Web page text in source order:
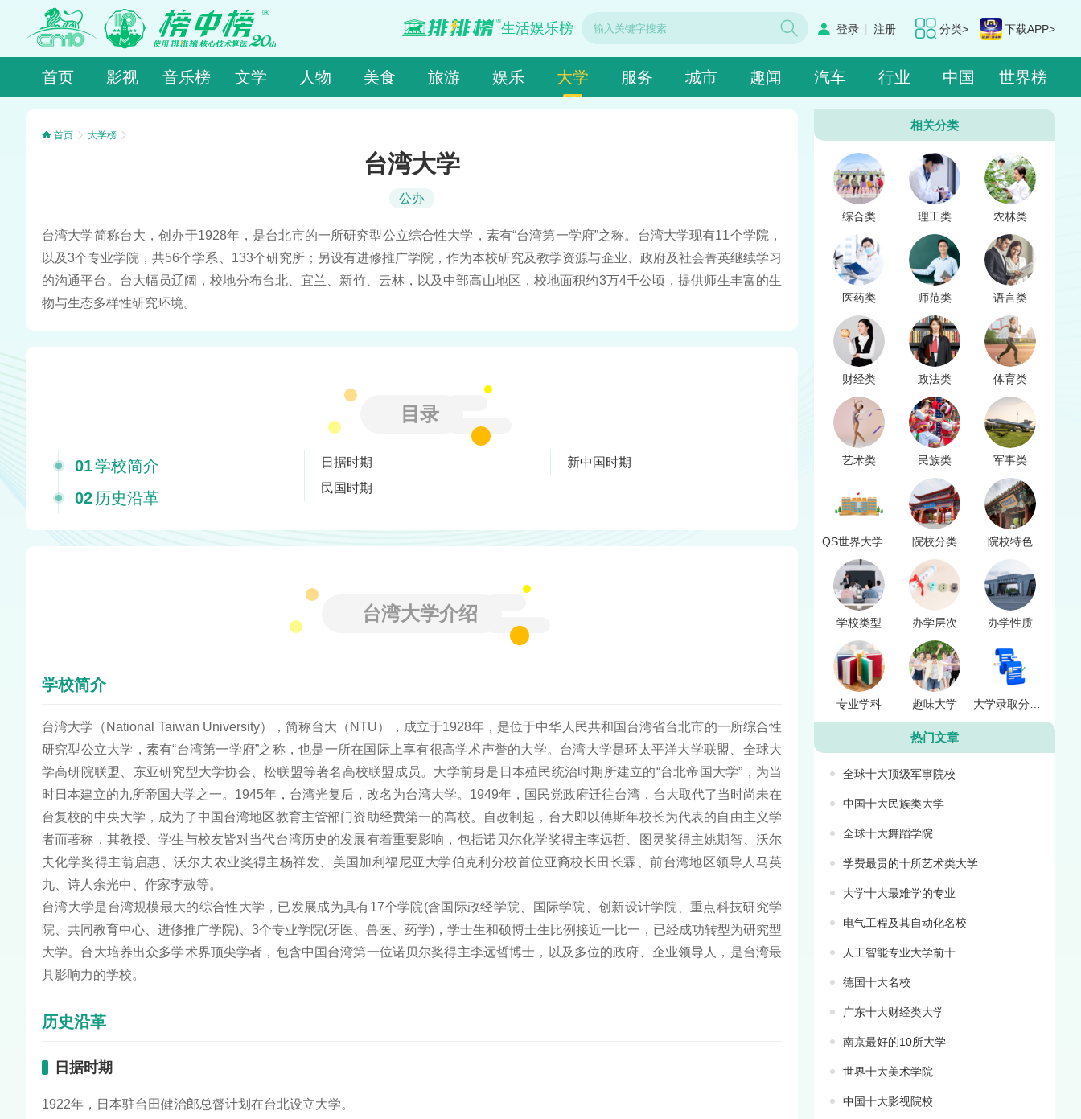
分类> 下载APP>
登录 | 注册
生活娱乐榜
首页 影视 音乐榜 文学 人物 美食 旅游 娱乐 大学 服务 城市 趣闻 汽车 行业 中国 世界榜
首页 大学榜
台湾大学
公办
台湾大学简称台大，创办于1928年，是台北市的一所研究型公立综合性大学，素有“台湾第一学府”之称。台湾大学现有11个学院，
以及3个专业学院，共56个学系、133个研究所；另设有进修推广学院，作为本校研究及教学资源与企业、政府及社会菁英继续学习
的沟通平台。台大幅员辽阔，校地分布台北、宜兰、新竹、云林，以及中部高山地区，校地面积约3万4千公顷，提供师生丰富的生
物与生态多样性研究环境。
目录
01学校简介
02 历史沿革
日据时期
民国时期
新中国时期
台湾大学介绍
学校简介
台湾大学（National Taiwan University），简称台大（NTU），成立于1928年，是位于中华人民共和国台湾省台北市的一所综合性
研究型公立大学，素有“台湾第一学府”之称，也是一所在国际上享有很高学术声誉的大学。台湾大学是环太平洋大学联盟、全球大
学高研院联盟、东亚研究型大学协会、松联盟等著名高校联盟成员。大学前身是日本殖民统治时期所建立的“台北帝国大学”，为当
时日本建立的九所帝国大学之一。1945年，台湾光复后，改名为台湾大学。1949年，国民党政府迁往台湾，台大取代了当时尚未在
台复校的中央大学，成为了中国台湾地区教育主管部门资助经费第一的高校。自改制起，台大即以傅斯年校长为代表的自由主义学
者而著称，其教授、学生与校友皆对当代台湾历史的发展有着重要影响，包括诺贝尔化学奖得主李远哲、图灵奖得主姚期智、沃尔
夫化学奖得主翁启惠、沃尔夫农业奖得主杨祥发、美国加利福尼亚大学伯克利分校首位亚裔校长田长霖、前台湾地区领导人马英
九、诗人余光中、作家李敖等。
台湾大学是台湾规模最大的综合性大学，已发展成为具有17个学院(含国际政经学院、国际学院、创新设计学院、重点科技研究学
院、共同教育中心、进修推广学院)、3个专业学院(牙医、兽医、药学)，学士生和硕博士生比例接近一比一，已经成功转型为研究型
大学。台大培养出众多学术界顶尖学者，包含中国台湾第一位诺贝尔奖得主李远哲博士，以及多位的政府、企业领导人，是台湾最
具影响力的学校。
历史沿革
日据时期
1922年，日本驻台田健治郎总督计划在台北设立大学。
相关分类
综合类 理工类 农林类
医药类 师范类 语言类
财经类 政法类 体育类
艺术类 民族类 军事类
QS世界大学排名 院校分类 院校特色
学校类型 办学层次 办学性质
专业学科 趣味大学 大学录取分数线
热门文章
全球十大顶级军事院校
中国十大民族类大学
全球十大舞蹈学院
学费最贵的十所艺术类大学
大学十大最难学的专业
电气工程及其自动化名校
人工智能专业大学前十
德国十大名校
广东十大财经类大学
南京最好的10所大学
世界十大美术学院
中国十大影视院校